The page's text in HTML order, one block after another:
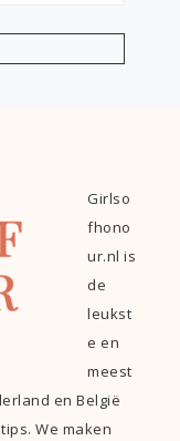
Girlso
fhono
ur.nl is
de
leukst
e en
meest
en België
We maken